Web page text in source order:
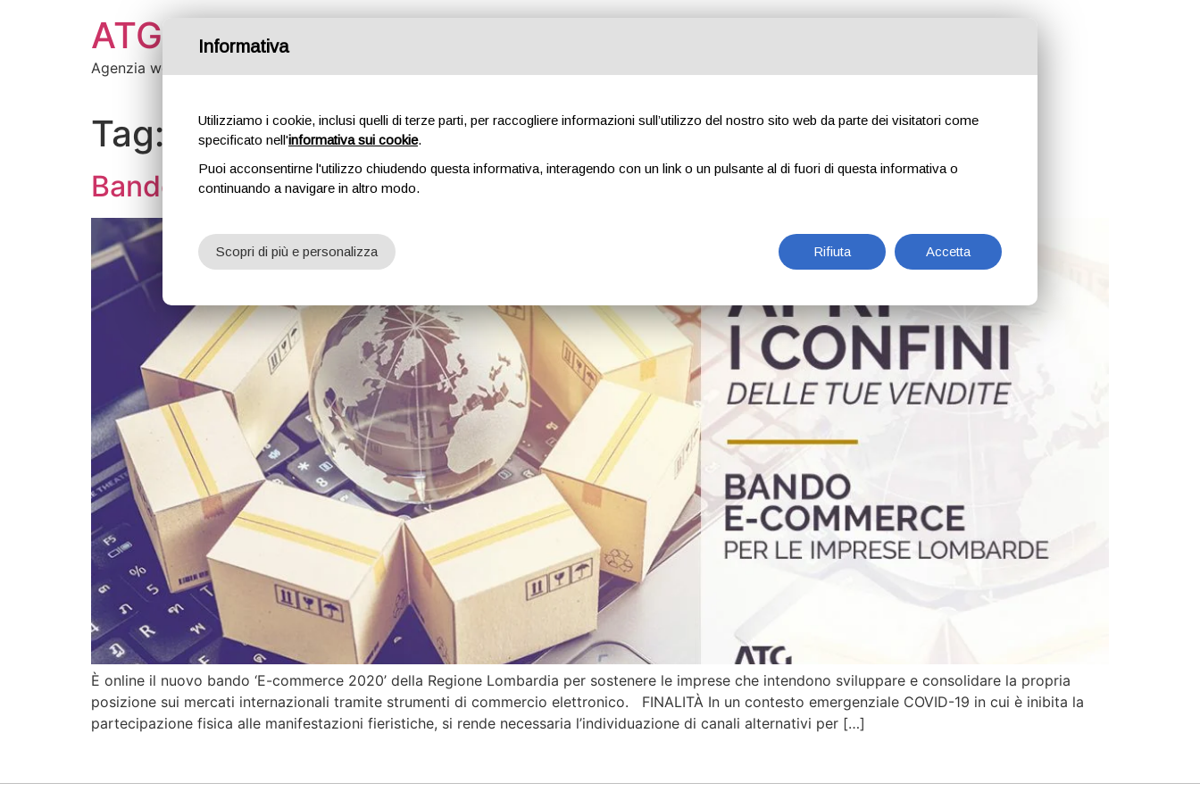
ATG Creative
Agenzia web
Tag: vendita
Bando e-commerce 2020: nuovi mercati per le imprese lombarde
È online il nuovo bando ‘E-commerce 2020’ della Regione Lombardia per sostenere le imprese che intendono sviluppare e consolidare la propria
posizione sui mercati internazionali tramite strumenti di commercio elettronico. FINALITÀ In un contesto emergenziale COVID-19 in cui è inibita la
partecipazione fisica alle manifestazioni fieristiche, si rende necessaria l’individuazione di canali alternativi per […]
Informativa
Utilizziamo i cookie, inclusi quelli di terze parti, per raccogliere informazioni sull’utilizzo del nostro sito web da parte dei visitatori come
specificato nell'informativa sui cookie.
Puoi acconsentirne l'utilizzo chiudendo questa informativa, interagendo con un link o un pulsante al di fuori di questa informativa o
continuando a navigare in altro modo.
Rifiuta Accetta
Scopri di più e personalizza